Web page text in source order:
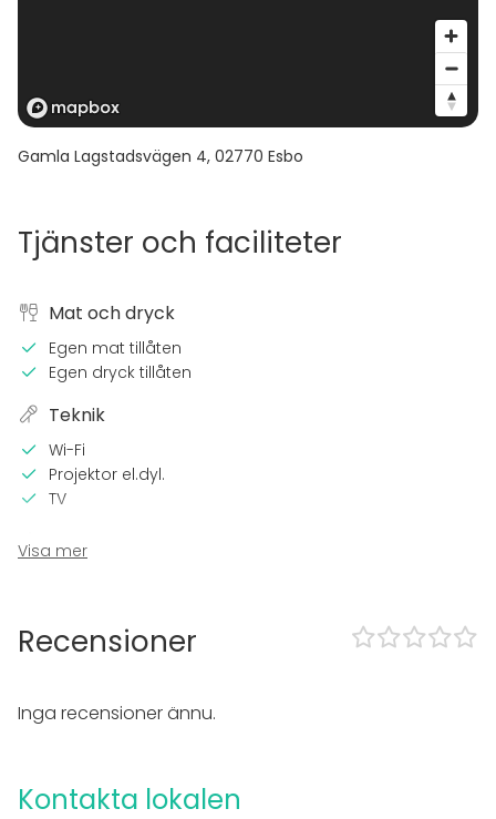
Gamla Lagstadsvägen 4, 02770 Esbo
Tjänster och faciliteter
Mat och dryck
Egen mat tillåten
Egen dryck tillåten
Teknik
Wi-Fi
Projektor el.dyl.
TV
I lokalen
Kök i kundens bruk
Middag / Lunch
Visa mer
Recensioner
Inga recensioner ännu.
Kontakta lokalen